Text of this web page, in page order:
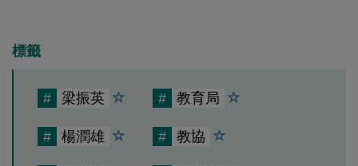
標籤
# 梁振英 # 教育局
# 楊潤雄 # 教協